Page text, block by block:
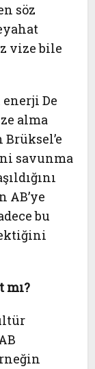
söz
vize bile
De
alma
savunma
AB’ye
bu